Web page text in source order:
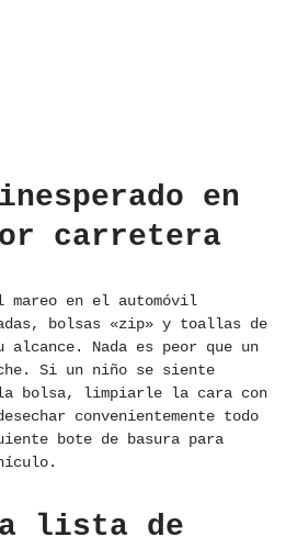
en
carretera
mareo en el automóvil
bolsas «zip» y toallas de
alcance. Nada es peor que un
Si un niño se siente
la bolsa, limpiarle la cara con
convenientemente todo
bote de basura para
lista de